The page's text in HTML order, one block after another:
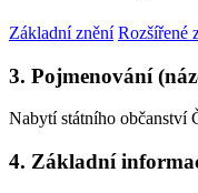
Základní znění Rozšířené
3. Pojmenování
Nabytí státního občanství
4. Základní